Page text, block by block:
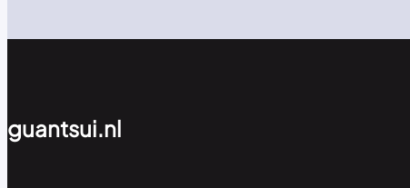
guantsui.nl